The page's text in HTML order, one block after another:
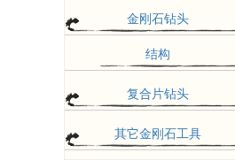
金刚石钻头
结构
复合片钻头
其它金刚石工具